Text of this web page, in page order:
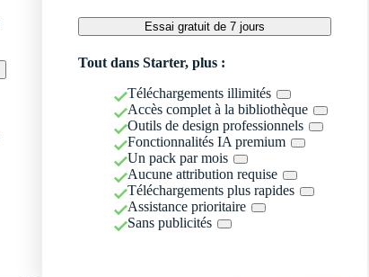
Essai gratuit de 7 jours
Tout dans Starter, plus :
Téléchargements illimités
Accès complet à la bibliothèque
Outils de design professionnels
Fonctionnalités IA premium
Un pack par mois
Aucune attribution requise
Téléchargements plus rapides
Assistance prioritaire
Sans publicités